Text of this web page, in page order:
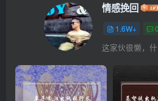
情感挽回
1.6W+ 0
这家伙很懒，